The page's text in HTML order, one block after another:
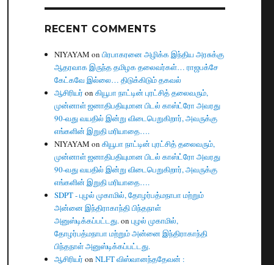
RECENT COMMENTS
NIYAYAM onபிரபாகரனை அழிக்க இந்திய அரசுக்கு
ஆதரவாக இருந்த தமிழக தலைவர்கள்… ராஜபக்சே
கேட்கவே இல்லை… திடுக்கிடும் தகவல்
ஆசிரியர் onகியூபா நாட்டின் புரட்சித் தலைவரும்,
முன்னாள் ஜனாதிபதியுமான பிடல் காஸ்ட்ரோ அவரது
90-வது வயதில் இன்று விடைபெறுகிறார், அவருக்கு
எங்களின் இறுதி மரியாதை….
NIYAYAM onகியூபா நாட்டின் புரட்சித் தலைவரும்,
முன்னாள் ஜனாதிபதியுமான பிடல் காஸ்ட்ரோ அவரது
90-வது வயதில் இன்று விடைபெறுகிறார், அவருக்கு
எங்களின் இறுதி மரியாதை….
SDPT - புழல் முகாமில், தோழர்பத்மநாபா மற்றும்
அன்னை இந்திராகாந்தி பிந்தநாள்
அனுஸ்டிக்கப்பட்டது.onபுழல் முகாமில்,
தோழர்பத்மநாபா மற்றும் அன்னை இந்திராகாந்தி
பிந்தநாள் அனுஸ்டிக்கப்பட்டது.
ஆசிரியர் onNLFT விஸ்வானந்ததேவன் :